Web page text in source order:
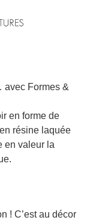
Formes &
en forme de
résine laquée
en valeur la
! C’est au décor